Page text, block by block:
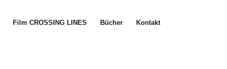
Film CROSSING LINES Bücher Kontakt